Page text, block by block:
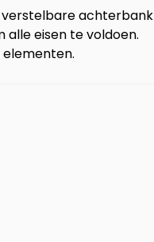
verstelbare achterbank
eisen te voldoen.